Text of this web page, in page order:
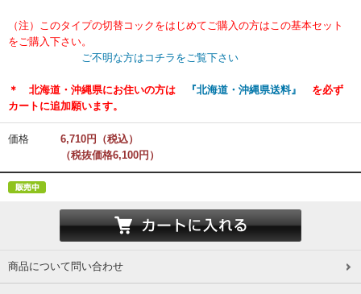
（注）このタイプの切替コックをはじめてご購入の方はこの基本セット
をご購入下さい。
ご不明な方はコチラをご覧下さい
＊ 北海道・沖縄県にお住いの方は 『北海道・沖縄県送料』 を必ず
カートに追加願います。
価格
6,710円（税込）
（税抜価格6,100円）
商品について問い合わせ